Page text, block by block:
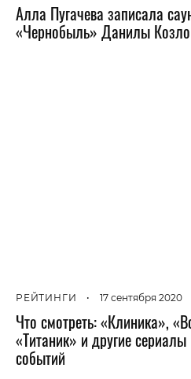
Алла Пугачева записала
«Чернобыль» Данилы
РЕЙТИНГИ • 17 сентября 2020
Что смотреть: «Клиника»,
«Титаник» и другие
событий